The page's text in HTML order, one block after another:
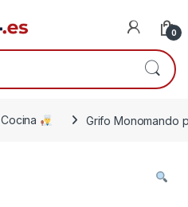
0
Cocina Grifo Monomando